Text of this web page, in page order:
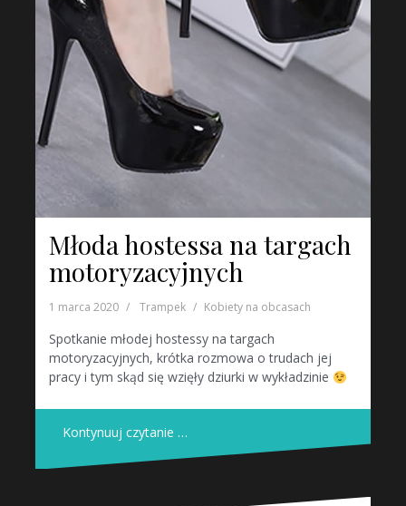
Młoda hostessa na targach
motoryzacyjnych
1 marca 2020 Trampek Kobiety na obcasach
Spotkanie młodej hostessy na targach
motoryzacyjnych, krótka rozmowa o trudach jej
pracy i tym skąd się wzięły dziurki w wykładzinie
Kontynuuj czytanie …